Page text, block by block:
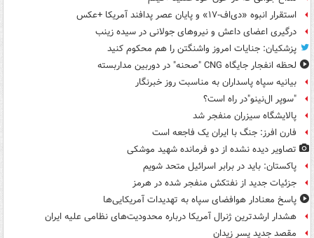
استقرار انبوه «دی‌اف‑۱۷» و پایان عصر پدافند آمریکا +عکس
درگیری اعضای داعش و نیروهای جولانی در سیده زینب
پزشکیان: جنایات امروز واشنگتن را هم محکوم کنید
لحظه انفجار جایگاه CNG "صحنه" در دوربین مداربسته
بیانیه سپاه پاسداران به مناسبت روز خبرنگار
"سوپر ال‌نینو"در راه است؟
پالایشگاه سیزران منفجر شد
فارن افرز: جنگ با ایران یک فاجعه است
تصاویر دیده‌ نشده از دو فرمانده شهید موشکی
پاکستان: باید در برابر اسرائیل متحد شویم
جزئیات جدید از نفتکش منفجر شده در هرمز
پاسخ معنادار هوافضای سپاه به تهدیدات آمریکایی‌ها
هشدار ارشدترین ژنرال آمریکا درباره محدودیت‌های نظامی علیه ایران
مقصد جدید پسر زیدان